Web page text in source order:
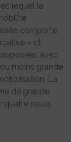
lequel le
comporte
» et
avec
moins grande
La
de grande
quatre roues